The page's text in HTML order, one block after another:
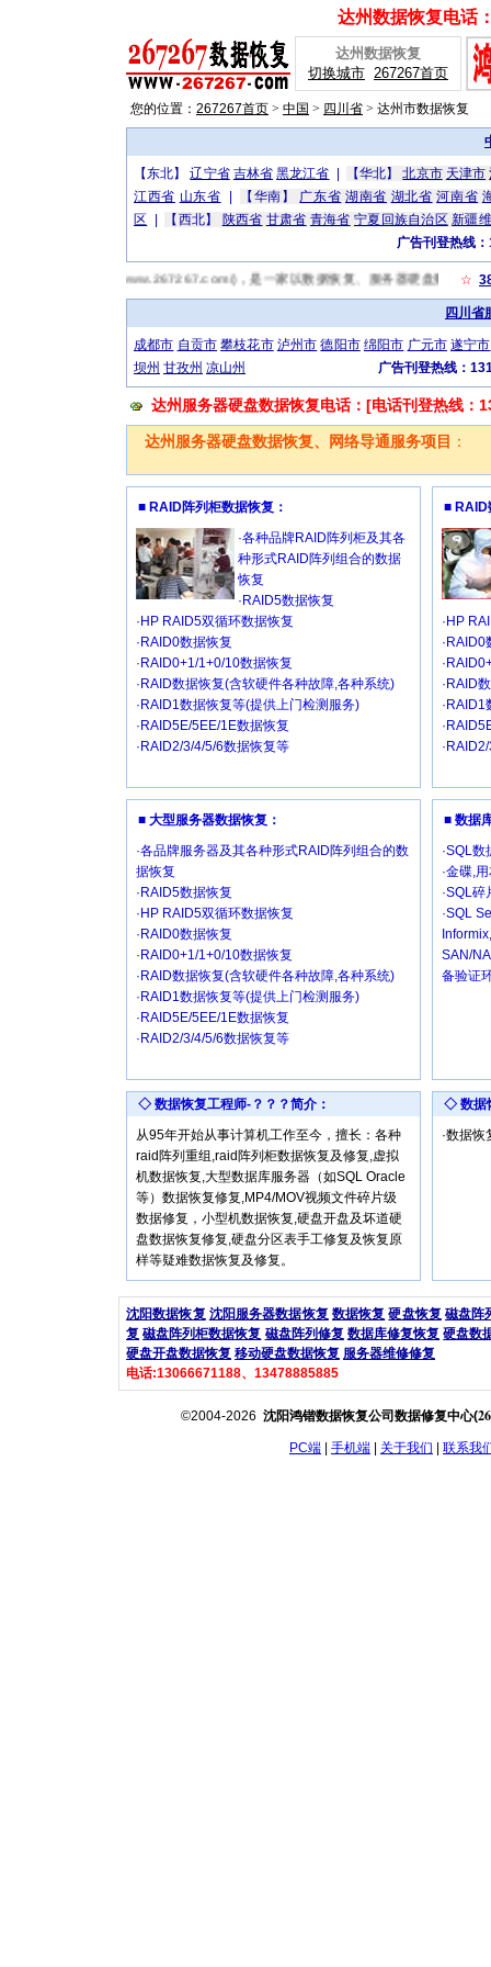
达州数据恢复电话
达州数据恢复
切换城市 267267首页
您的位置： 267267首页 > 中国 > 四川省 > 达州市数据恢复
【东北】辽宁省 吉林省 黑龙江省 【华北】北京市 天津市
江西省 山东省 【华南】 广东省 湖南省 湖北省 河南省
区
【西北】 陕西省 甘肃省 青海省 宁夏回族自治区 新疆
广告刊登热线
数据恢复网(http://www.267267.com/)，是一家以数据恢复、服务器硬盘数据恢☆
四川省
成都市 自贡市 攀枝花市 泸州市 德阳市 绵阳市 广元市 遂宁市
坝州 甘孜州 凉山州 广告刊登热线：
达州服务器硬盘数据恢复电话：[电话刊登热线：
达州服务器硬盘数据恢复、网络导通服务项目 ：
■ RAID阵列柜数据恢复：
·各种品牌RAID阵列柜及其各
种形式RAID阵列组合的数据
恢复
·RAID5数据恢复
·HP RAID5双循环数据恢复
·RAID0数据恢复
·RAID0+1/1+0/10数据恢复
·RAID数据恢复(含软硬件各种故障,各种系统)
·RAID1数据恢复等(提供上门检测服务)
·RAID5E/5EE/1E数据恢复
·RAID2/3/4/5/6数据恢复等
■ RAID
·HP
·RAID0
·RAID
■ 大型服务器数据恢复：
·各品牌服务器及其各种形式RAID阵列组合的数
据恢复
·RAID5数据恢复
·HP RAID5双循环数据恢复
·RAID0数据恢复
·RAID0+1/1+0/10数据恢复
·RAID数据恢复(含软硬件各种故障,各种系统)
·RAID1数据恢复等(提供上门检测服务)
·RAID5E/5EE/1E数据恢复
·RAID2/3/4/5/6数据恢复等
■ 数据
·SQL
·金碟,
·SQL
·SQL
SAN/
备验证
◇ 数据恢复工程师-？？？简介：
从95年开始从事计算机工作至今，擅长：各种
raid阵列重组,raid阵列柜数据恢复及修复,虚拟
机数据恢复,大型数据库服务器（如SQL Oracle
等）数据恢复修复,MP4/MOV视频文件碎片级
数据修复，小型机数据恢复,硬盘开盘及坏道硬
盘数据恢复修复,硬盘分区表手工修复及恢复原
样等疑难数据恢复及修复。
◇ 数据
·数据
沈阳数据恢复 沈阳服务器数据恢复 数据恢复 硬盘恢复 磁盘阵
复 磁盘阵列柜数据恢复 磁盘阵列修复 数据库修复恢复 硬盘数
硬盘开盘数据恢复 移动硬盘数据恢复 服务器维修修复
电话:13066671188、13478885885
©2004-2026 沈阳鸿锴数据恢复公司数据修复中心(
PC端 手机端 关于我们 联系我